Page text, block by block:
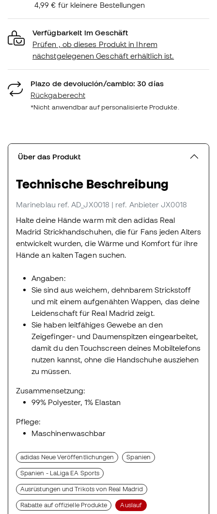
4,99 € für kleinere Bestellungen
Verfügbarkeit im Geschäft
Prüfen , ob dieses Produkt in Ihrem
nächstgelegenen Geschäft erhältlich ist.
Plazo de devolución/cambio: 30 días
Rückgaberecht
*Nicht anwendbar auf personalisierte Produkte.
Über das Produkt
Technische Beschreibung
Marineblau ref. AD_JX0018 | ref. Anbieter JX0018
Halte deine Hände warm mit den adidas Real
Madrid Strickhandschuhen, die für Fans jeden Alters
entwickelt wurden, die Wärme und Komfort für ihre
Hände an kalten Tagen suchen.
Angaben:
Sie sind aus weichem, dehnbarem Strickstoff
und mit einem aufgenähten Wappen, das deine
Leidenschaft für Real Madrid zeigt.
Sie haben leitfähiges Gewebe an den
Zeigefinger- und Daumenspitzen eingearbeitet,
damit du den Touchscreen deines Mobiltelefons
nutzen kannst, ohne die Handschuhe ausziehen
zu müssen.
Zusammensetzung:
99% Polyester, 1% Elastan
Pflege:
Maschinenwaschbar
adidas Neue Veröffentlichungen Spanien
Spanien - LaLiga EA Sports
Ausrüstungen und Trikots von Real Madrid
Rabatte auf offizielle Produkte Auslauf